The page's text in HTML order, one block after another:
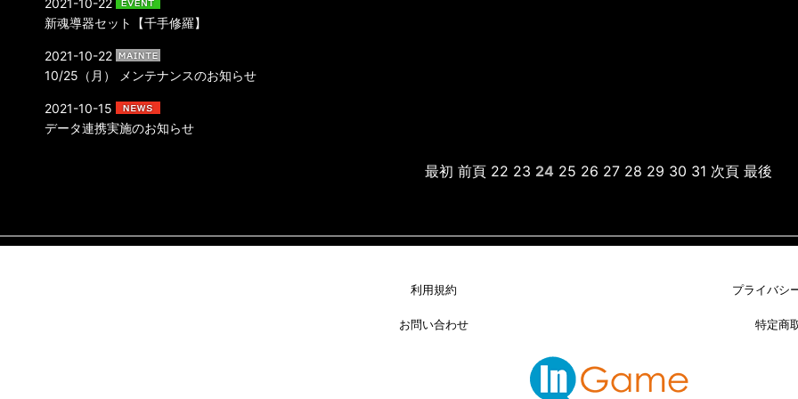
新魂導器セット【千手修羅】
10/25（月） メンテナンスのお知らせ
2021-10-22
データ連携実施のお知らせ
2021-10-15
最初 前頁 22 23 24 25 26 27 28 29 30 31 次頁 最後
利用規約 プライバシ
お問い合わせ 特定商